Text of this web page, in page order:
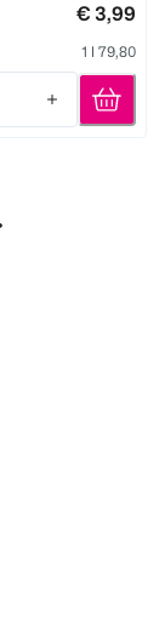
€ 3,99
1 l 79,80